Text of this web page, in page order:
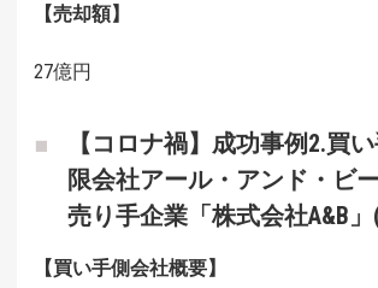
【売却額】
27億円
【コロナ禍】成功事例2.買
限会社アール・アンド・ビ
売り手企業「株式会社A&B」
【買い手側会社概要】